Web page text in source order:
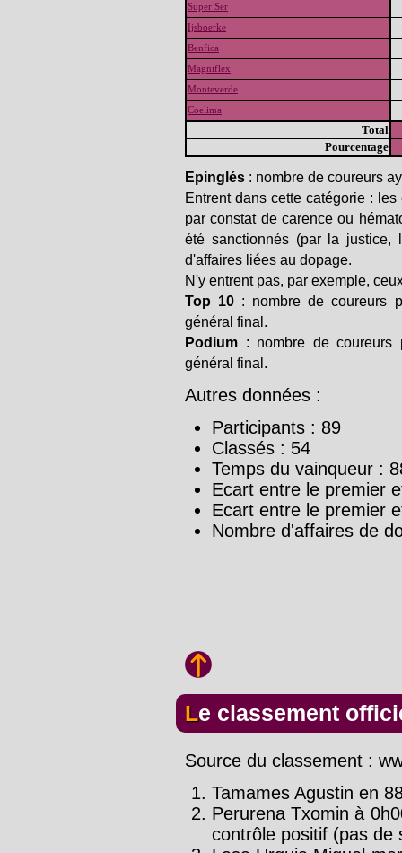
Super Ser
Ijsboerke
Benfica
Magniflex
Monteverde
Coelima
Total
Pourcentage
Epinglés : nombre de coureurs
Entrent dans cette catégorie :
par constat de carence ou
été sanctionnés (par la justice,
d'affaires liées au dopage.
N'y entrent pas, par exemple,
Top 10 : nombre de coureurs
général final.
Podium : nombre de coureurs
général final.
Autres données :
Participants : 89
Classés : 54
Temps du vainqueur :
Ecart entre le premier
Ecart entre le premier
Nombre d'affaires de
Le classement
Source du classement :
Tamames Agustin en
Perurena Txomin à
contrôle positif (pas de